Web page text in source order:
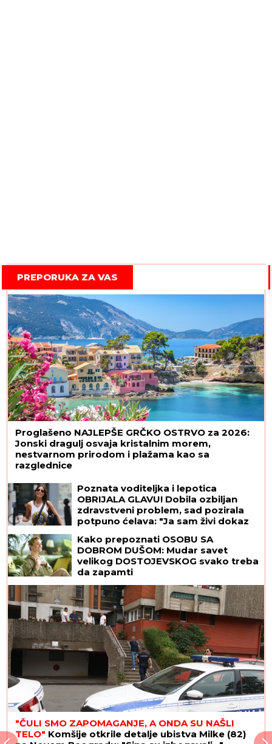
PREPORUKA ZA VAS
Proglašeno NAJLEPŠE GRČKO OSTRVO za 2026:
Jonski dragulj osvaja kristalnim morem,
nestvarnom prirodom i plažama kao sa
razglednice
Poznata voditeljka i lepotica
OBRIJALA GLAVU! Dobila ozbiljan
zdravstveni problem, sad pozirala
potpuno ćelava: "Ja sam živi dokaz
traumu"
Kako prepoznati OSOBU SA
DOBROM DUŠOM: Mudar savet
velikog DOSTOJEVSKOG svako treba
da zapamti
"ČULI SMO ZAPOMAGANJE, A ONDA SU NAŠLI
TELO" Komšije otkrile detalje ubistva Milke (82)